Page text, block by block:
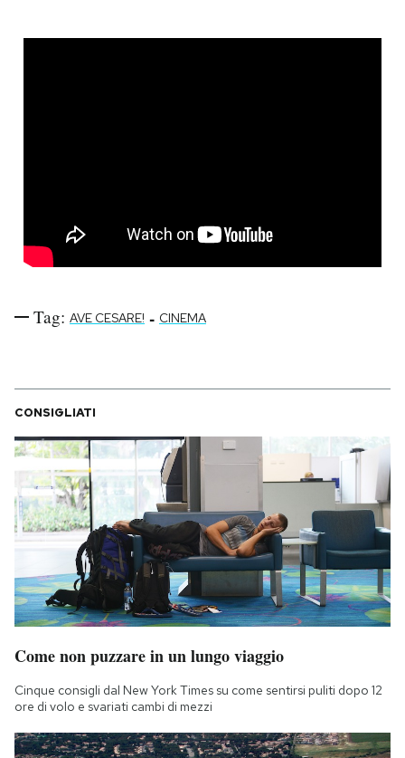
Esci
Tag: AVE CESARE! - CINEMA
CONSIGLIATI
Come non puzzare in un lungo viaggio
Cinque consigli dal New York Times su come sentirsi puliti dopo 12
ore di volo e svariati cambi di mezzi